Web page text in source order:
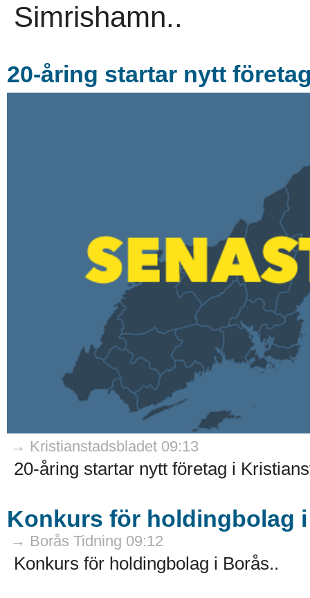
Simrishamn..
20-åring startar nytt
→ Kristianstadsbladet 09:13
20-åring startar nytt företag i
Konkurs för holdingbolag
→ Borås Tidning 09:12
Konkurs för holdingbolag i Borås..